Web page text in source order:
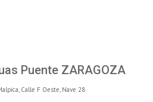
Puente ZARAGOZA
Calle F Oeste, Nave 28